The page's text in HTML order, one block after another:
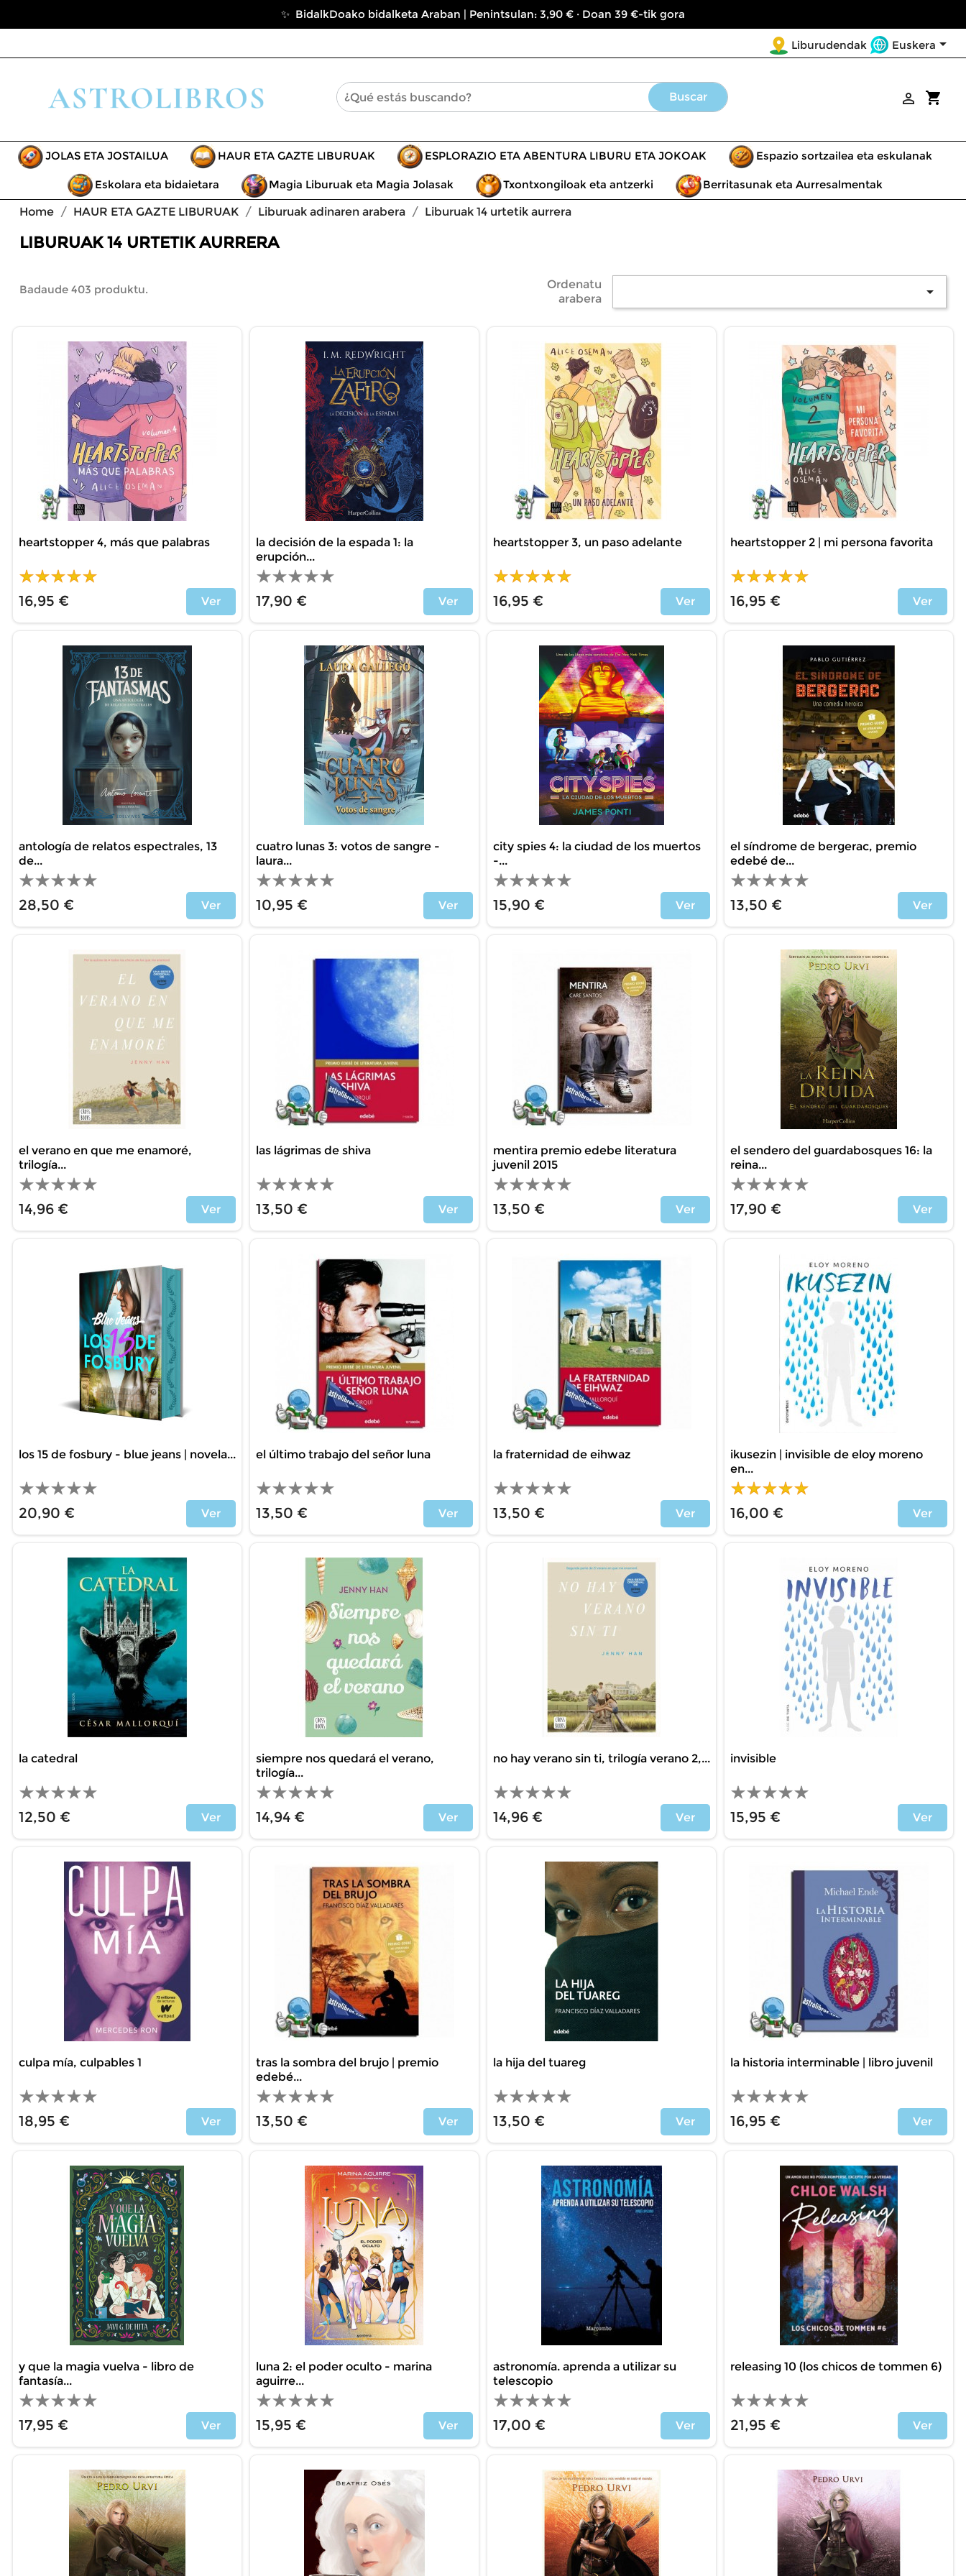
✨ BidalkDoako bidalketa Araban | Penintsulan: 3,90 € · Doan 39 €-tik gora
Liburudendak Euskera
Buscar shopping_cart

JOLAS ETA JOSTAILUA HAUR ETA GAZTE LIBURUAK ESPLORAZIO ETA ABENTURA LIBURU ETA JOKOAK Espazio sortzailea eta eskulanak
Eskolara eta bidaietara Magia Liburuak eta Magia Jolasak Txontxongiloak eta antzerki
Berritasunak eta Aurresalmentak
Home
HAUR ETA GAZTE LIBURUAK Liburuak adinaren arabera Liburuak 14 urtetik aurrera
LIBURUAK 14 URTETIK AURRERA
Badaude 403 produktu.
Ordenatu
arabera

heartstopper 4, más que palabras
16,95 € Ver
la decisión de la espada 1: la
erupción...
17,90 € Ver
heartstopper 3, un paso adelante
16,95 € Ver
heartstopper 2 | mi persona favorita
16,95 € Ver
antología de relatos espectrales, 13
de...
28,50 € Ver
cuatro lunas 3: votos de sangre -
laura...
10,95 € Ver
city spies 4: la ciudad de los muertos
-...
15,90 € Ver
el síndrome de bergerac, premio
edebé de...
13,50 € Ver
el verano en que me enamoré,
trilogía...
14,96 € Ver
las lágrimas de shiva
13,50 € Ver
mentira premio edebe literatura
juvenil 2015
13,50 € Ver
el sendero del guardabosques 16: la
reina...
17,90 € Ver
los 15 de fosbury - blue jeans | novela...
20,90 € Ver
el último trabajo del señor luna
13,50 € Ver
la fraternidad de eihwaz
13,50 € Ver
ikusezin | invisible de eloy moreno
en...
16,00 € Ver
la catedral
12,50 € Ver
siempre nos quedará el verano,
trilogía...
14,94 € Ver
no hay verano sin ti, trilogía verano 2,...
14,96 € Ver
invisible
15,95 € Ver
culpa mía, culpables 1
18,95 € Ver
tras la sombra del brujo | premio
edebé...
13,50 € Ver
la hija del tuareg
13,50 € Ver
la historia interminable | libro juvenil
16,95 € Ver
y que la magia vuelva - libro de
fantasía...
17,95 € Ver
luna 2: el poder oculto - marina
aguirre...
15,95 € Ver
astronomía. aprenda a utilizar su
telescopio
17,00 € Ver
releasing 10 (los chicos de tommen 6)
21,95 € Ver